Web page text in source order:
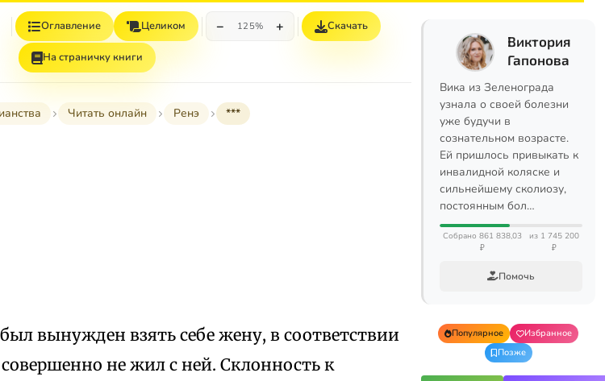
de Chateaubriand)
Оглавление Целиком − 125% + Скачать
На страничку книги
Читать онлайн Ренэ ***
вынужден взять себе жену, в соответствии
не жил с ней. Склонность к
Виктория
Гапонова
Вика из Зеленограда
узнала о своей болезни
уже будучи в
сознательном возрасте.
Ей пришлось привыкать к
инвалидной коляске и
сильнейшему сколиозу,
постоянным бол…
Собрано 861 838,03
₽
из 1 745 200
₽
Помочь
Популярное
Избранное
Позже